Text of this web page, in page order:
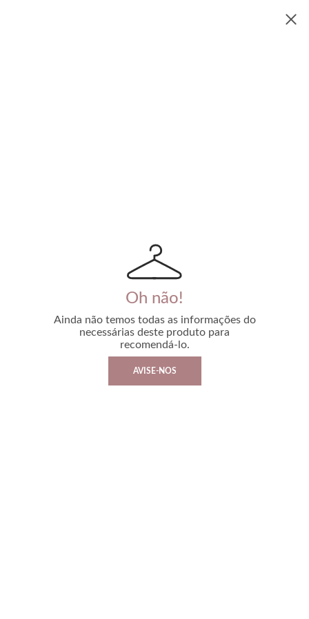
Oh não!
Ainda não temos todas as informações do
necessárias deste produto para
recomendá-lo.
AVISE-NOS